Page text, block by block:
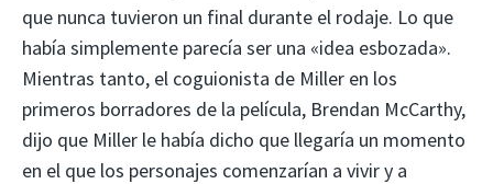
que nunca tuvieron un final durante el rodaje. Lo que
había simplemente parecía ser una «idea esbozada».
Mientras tanto, el coguionista de Miller en los
primeros borradores de la película, Brendan McCarthy,
dijo que Miller le había dicho que llegaría un momento
en el que los personajes comenzarían a vivir y a